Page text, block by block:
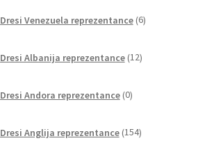
Dresi Venezuela reprezentance 6izdelkov
Dresi Albanija reprezentance 12izdelkov
Dresi Andora reprezentance 0izdelkov
Dresi Anglija reprezentance 154izdelkov